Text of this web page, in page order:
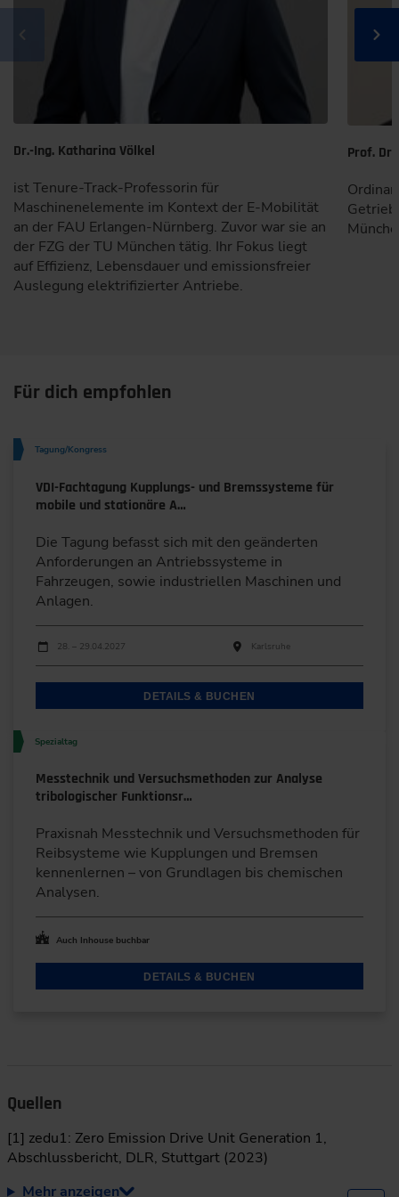
Dr.-Ing. Katharina Völkel
ist Tenure-Track-Professorin für
Maschinenelemente im Kontext der E-Mobilität
an der FAU Erlangen-Nürnberg. Zuvor war sie an
der FZG der TU München tätig. Ihr Fokus liegt
auf Effizienz, Lebensdauer und emissionsfreier
Auslegung elektrifizierter Antriebe.
Prof.
Für dich empfohlen
Tagung/Kongress
VDI-Fachtagung Kupplungs- und Bremssysteme für
mobile und stationäre A…
Die Tagung befasst sich mit den geänderten
Anforderungen an Antriebssysteme in
Fahrzeugen, sowie industriellen Maschinen und
Anlagen.
Durchführungen
Veranstaltungsdatum
28. – 29.04.2027 Karlsruhe
DETAILS & BUCHEN
Spezialtag
Messtechnik und Versuchsmethoden zur Analyse
tribologischer Funktionsr…
Praxisnah Messtechnik und Versuchsmethoden für
Reibsysteme wie Kupplungen und Bremsen
kennenlernen – von Grundlagen bis chemischen
Analysen.
Auch Inhouse buchbar
DETAILS & BUCHEN
Quellen
[1] zedu1: Zero Emission Drive Unit Generation 1,
Abschlussbericht, DLR, Stuttgart (2023)
Mehr anzeigen